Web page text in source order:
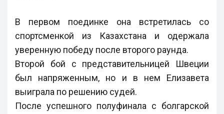
В первом поединке она встретилась со
спортсменкой из Казахстана и одержала
уверенную победу после второго раунда.
Второй бой с представительницей Швеции
был напряженным, но и в нем Елизавета
выиграла по решению судей.
После успешного полуфинала с болгарской